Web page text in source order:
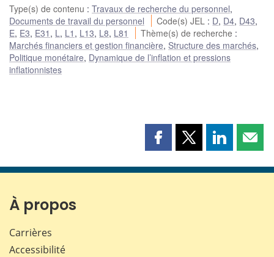
Type(s) de contenu : Travaux de recherche du personnel,
Documents de travail du personnel
Code(s) JEL : D, D4, D43,
E, E3, E31 , L , L1 , L13, L8, L81 Thème(s) de recherche :
Marchés financiers et gestion financière, Structure des marchés,
Politique monétaire, Dynamique de l’inflation et pressions
inflationnistes
Partager
page
Partager
page
Partager
page page
À propos
Carrières
Accessibilité